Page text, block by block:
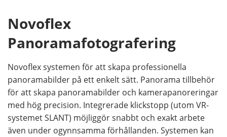
Novoflex
Panoramafotografering
Novoflex systemen för att skapa professionella
panoramabilder på ett enkelt sätt. Panorama tillbehör
för att skapa panoramabilder och kamerapanoreringar
med hög precision. Integrerade klickstopp (utom VR-
systemet SLANT) möjliggör snabbt och exakt arbete
även under ogynnsamma förhållanden. Systemen kan